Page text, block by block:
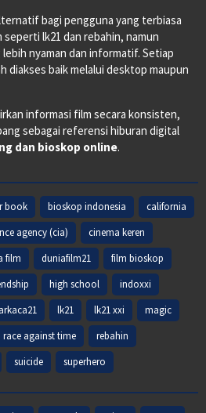
bagi pengguna yang terbiasa
lk21 dan rebahin, namun
nyaman dan informatif. Setiap
diakses baik melalui desktop maupun
informasi film secara konsisten,
sebagai referensi hiburan digital
dan bioskop online.
book bioskop indonesia
california
agency (cia)
cinema keren
film duniafilm21
film bioskop
high school
indoxxi
lk21 lk21 xxi
magic
race against time
rebahin
suicide superhero